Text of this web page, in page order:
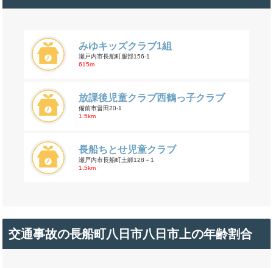
みゆキッズクラブ1組
瀬戸内市長船町服部156-1
615m
放課後児童クラブ西鶴っ子クラブ
備前市畠田20-1
1.5km
長船ちとせ児童クラブ
瀬戸内市長船町土師128－1
1.5km
交通事故の長船町八日市八日市上の年齢割合